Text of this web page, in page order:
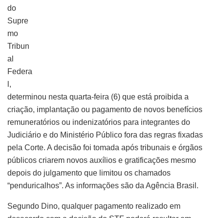
do
Supre
mo
Tribun
al
Federa
l,
determinou nesta quarta-feira (6) que está proibida a
criação, implantação ou pagamento de novos benefícios
remuneratórios ou indenizatórios para integrantes do
Judiciário e do Ministério Público fora das regras fixadas
pela Corte. A decisão foi tomada após tribunais e órgãos
públicos criarem novos auxílios e gratificações mesmo
depois do julgamento que limitou os chamados
“penduricalhos”. As informações são da Agência Brasil.
Segundo Dino, qualquer pagamento realizado em